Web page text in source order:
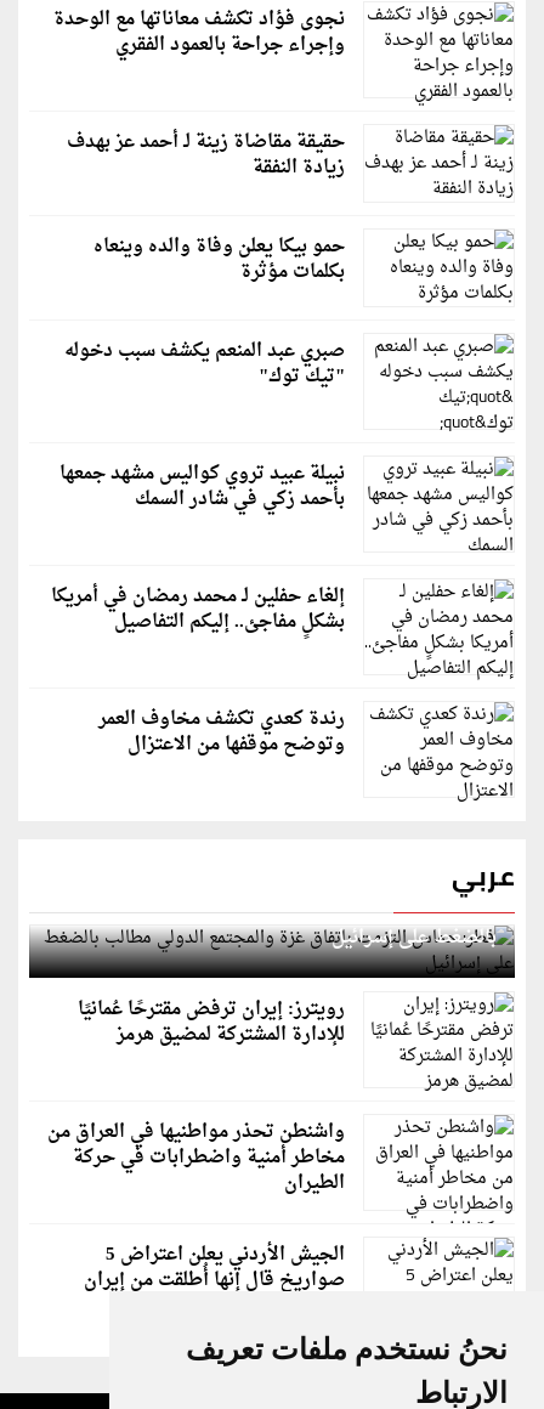
نحنُ نستخدم ملفات تعريف
الارتباط
نجوى فؤاد تكشف معاناتها مع الوحدة
وإجراء جراحة بالعمود الفقري
حقيقة مقاضاة زينة لـ أحمد عز بهدف
زيادة النفقة
حمو بيكا يعلن وفاة والده وينعاه
بكلمات مؤثرة
صبري عبد المنعم يكشف سبب دخوله
"تيك توك"
نبيلة عبيد تروي كواليس مشهد جمعها
بأحمد زكي في شادر السمك
إلغاء حفلين لـ محمد رمضان في أمريكا
بشكلٍ مفاجئ.. إليكم التفاصيل
رندة كعدي تكشف مخاوف العمر
وتوضح موقفها من الاعتزال
عربي
قطر: حماس التزمت باتفاق غزة والمجتمع الدولي مطالب
بالضغط على إسرائيل
رويترز: إيران ترفض مقترحًا عُمانيًا
للإدارة المشتركة لمضيق هرمز
واشنطن تحذر مواطنيها في العراق من
مخاطر أمنية واضطرابات في حركة
الطيران
الجيش الأردني يعلن اعتراض 5
صواريخ قال إنها أُطلقت من إيران